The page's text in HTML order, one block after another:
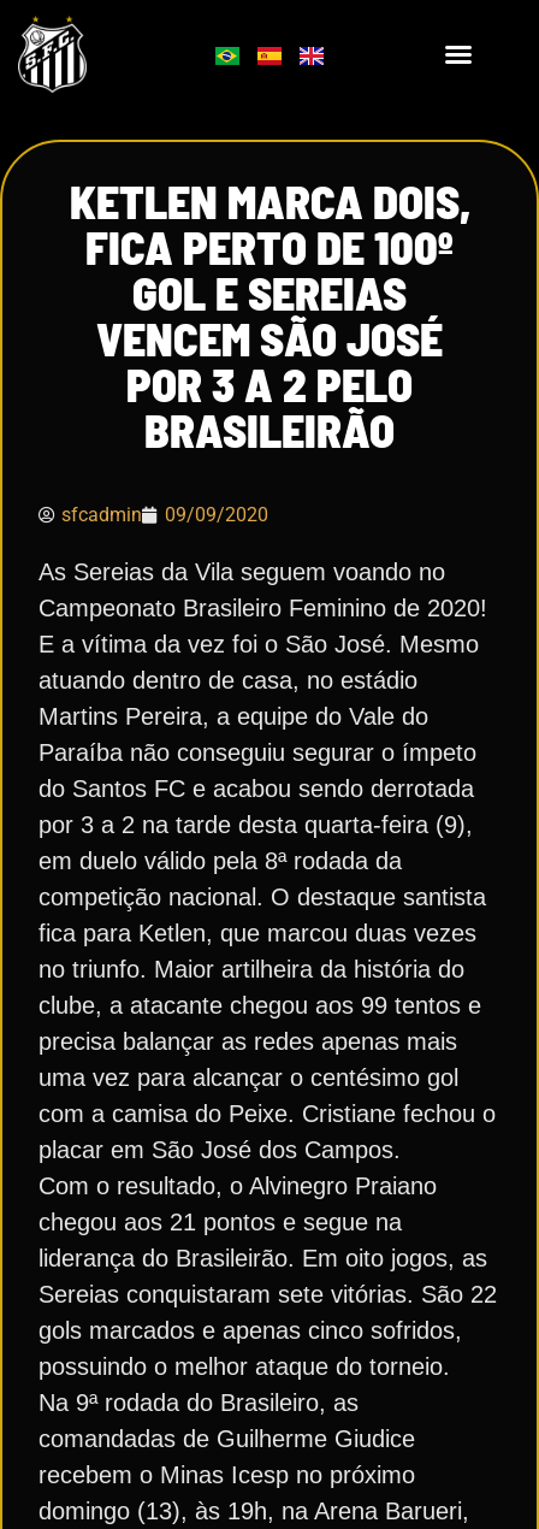
KETLEN MARCA DOIS,
FICA PERTO DE 100º
GOL E SEREIAS
VENCEM SÃO JOSÉ
POR 3 A 2 PELO
BRASILEIRÃO
sfcadmin 09/09/2020
As Sereias da Vila seguem voando no
Campeonato Brasileiro Feminino de 2020!
E a vítima da vez foi o São José. Mesmo
atuando dentro de casa, no estádio
Martins Pereira, a equipe do Vale do
Paraíba não conseguiu segurar o ímpeto
do Santos FC e acabou sendo derrotada
por 3 a 2 na tarde desta quarta-feira (9),
em duelo válido pela 8ª rodada da
competição nacional. O destaque santista
fica para Ketlen, que marcou duas vezes
no triunfo. Maior artilheira da história do
clube, a atacante chegou aos 99 tentos e
precisa balançar as redes apenas mais
uma vez para alcançar o centésimo gol
com a camisa do Peixe. Cristiane fechou o
placar em São José dos Campos.
Com o resultado, o Alvinegro Praiano
chegou aos 21 pontos e segue na
liderança do Brasileirão. Em oito jogos, as
Sereias conquistaram sete vitórias. São 22
gols marcados e apenas cinco sofridos,
possuindo o melhor ataque do torneio.
Na 9ª rodada do Brasileiro, as
comandadas de Guilherme Giudice
recebem o Minas Icesp no próximo
domingo (13), às 19h, na Arena Barueri,